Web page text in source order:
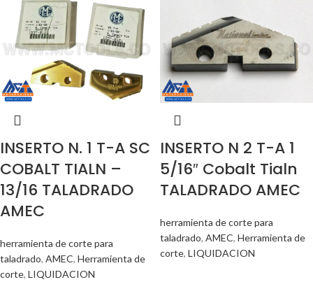
INSERTO N. 1 T-A SC
COBALT TIALN –
13/16 TALADRADO
AMEC
herramienta de corte para
taladrado, AMEC, Herramienta de
corte, LIQUIDACION
INSERTO N 2 T-A 1
5/16″ Cobalt Tialn
TALADRADO AMEC
herramienta de corte para
taladrado, AMEC, Herramienta de
corte, LIQUIDACION